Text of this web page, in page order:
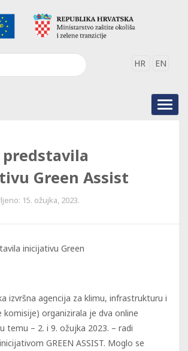
HR EN
predstavila
Green Assist
15. ožujka, 2023.
izvršna agencija za klimu, infrastrukturu i
komisije) organizirala je dva online
temu – 2. i 9. ožujka 2023. – radi
GREEN ASSIST. Moglo se